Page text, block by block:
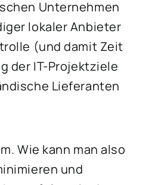
Unternehmen
lokaler Anbieter
(und damit Zeit
der IT-Projektziele
Lieferanten
Wie kann man also
und